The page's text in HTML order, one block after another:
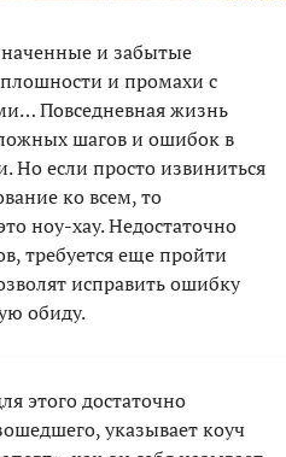
и забытые
и промахи с
Повседневная жизнь
шагов и ошибок в
Но если просто извиниться
ко всем, то
ноу-хау. Недостаточно
требуется еще пройти
исправить ошибку
обиду.
этого достаточно
указывает коуч